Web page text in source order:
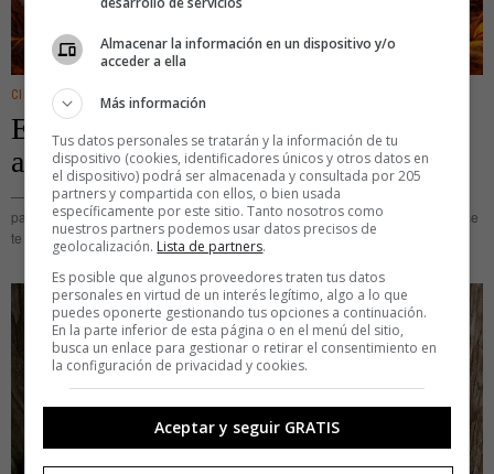
CINE/TV
Esta peli ya la he visto: no inventes
argumentos nuevos, cópialos sin más
— Se me ha ocurrido un argumento genial para una historia. — Para, para,
para… ¿Cómo que se te ha ocurrido? A ver, chaval, no estás aquí para que se
te ocurra
Almacenar la información en un dispositivo y/o
acceder a ella
Más información
Tus datos personales se tratarán y la información de tu
dispositivo (cookies, identificadores únicos y otros datos en
el dispositivo) podrá ser almacenada y consultada por 205
partners y compartida con ellos, o bien usada
específicamente por este sitio. Tanto nosotros como
nuestros partners podemos usar datos precisos de
geolocalización. Lista de partners.
Es posible que algunos proveedores traten tus datos
personales en virtud de un interés legítimo, algo a lo que
puedes oponerte gestionando tus opciones a continuación.
En la parte inferior de esta página o en el menú del sitio,
busca un enlace para gestionar o retirar el consentimiento en
la configuración de privacidad y cookies.
Aceptar y seguir GRATIS